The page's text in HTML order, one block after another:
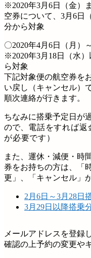
※2020年3月6日（金）
空券について、3月6日
分から対象
〇2020年4月6日（月）
※2020年3月18日（水
ら対象
下記対象便の航空券を
い戻し（キャンセル）
順次連絡が行きます。
ちなみに搭乗予定日が
ので、 電話をすれば返
が必要です）
また、運休・減便・時
券をお持ちの方は、「
更」、「キャンセル」
2月6日～3月28日
3月29日以降搭乗
メールアドレスを登録
確認の上予約の変更や